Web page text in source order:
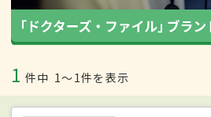
1 件中 1〜1件を表示